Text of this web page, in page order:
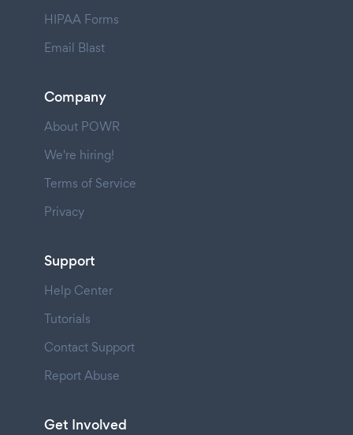
HIPAA Forms
Email Blast
Company
About POWR
We're hiring!
Terms of Service
Privacy
Support
Help Center
Tutorials
Contact Support
Report Abuse
Get Involved